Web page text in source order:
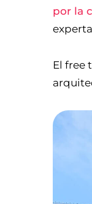
por la
El free